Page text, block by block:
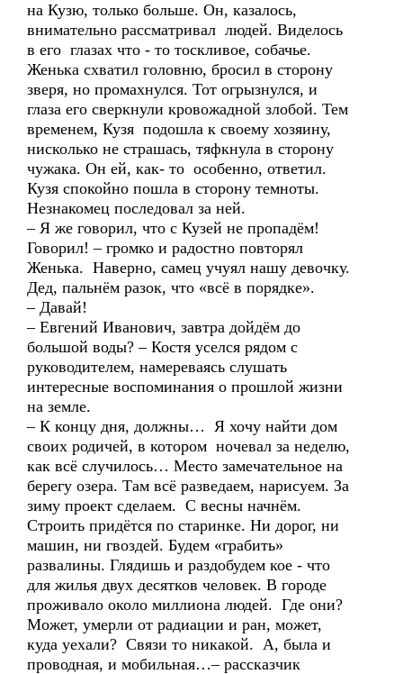
на Кузю, только больше. Он, казалось,
внимательно рассматривал людей. Виделось
в его глазах что - то тоскливое, собачье.
Женька схватил головню, бросил в сторону
зверя, но промахнулся. Тот огрызнулся, и
глаза его сверкнули кровожадной злобой. Тем
временем, Кузя подошла к своему хозяину,
нисколько не страшась, тяфкнула в сторону
чужака. Он ей, как- то особенно, ответил.
Кузя спокойно пошла в сторону темноты.
Незнакомец последовал за ней.
– Я же говорил, что с Кузей не пропадём!
Говорил! – громко и радостно повторял
Женька. Наверно, самец учуял нашу девочку.
Дед, пальнём разок, что «всё в порядке».
– Давай!
– Евгений Иванович, завтра дойдём до
большой воды? – Костя уселся рядом с
руководителем, намереваясь слушать
интересные воспоминания о прошлой жизни
на земле.
– К концу дня, должны… Я хочу найти дом
своих родичей, в котором ночевал за неделю,
как всё случилось… Место замечательное на
берегу озера. Там всё разведаем, нарисуем. За
зиму проект сделаем. С весны начнём.
Строить придётся по старинке. Ни дорог, ни
машин, ни гвоздей. Будем «грабить»
развалины. Глядишь и раздобудем кое - что
для жилья двух десятков человек. В городе
проживало около миллиона людей. Где они?
Может, умерли от радиации и ран, может,
куда уехали? Связи то никакой. А, была и
проводная, и мобильная…– рассказчик